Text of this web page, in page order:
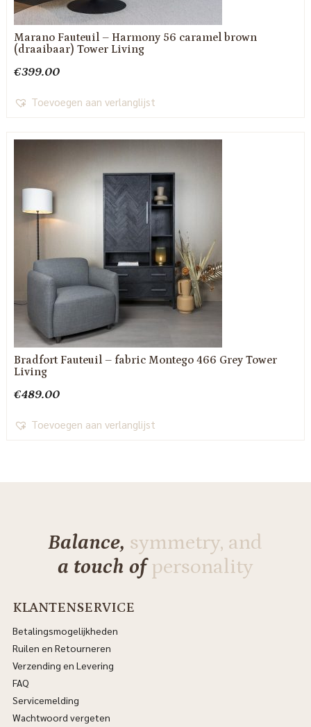
Marano Fauteuil – Harmony 56 caramel brown
(draaibaar) Tower Living
€399.00
Toevoegen aan verlanglijst
Bradfort Fauteuil – fabric Montego 466 Grey Tower
Living
€489.00
Toevoegen aan verlanglijst
Balance, symmetry, and
a touch ofpersonality
KLANTENSERVICE
Betalingsmogelijkheden
Ruilen en Retourneren
Verzending en Levering
FAQ
Servicemelding
Wachtwoord vergeten